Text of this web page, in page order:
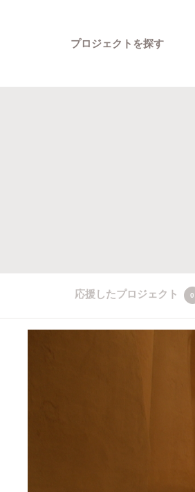
プロジェクトを探す
応援したプロジェクト 0